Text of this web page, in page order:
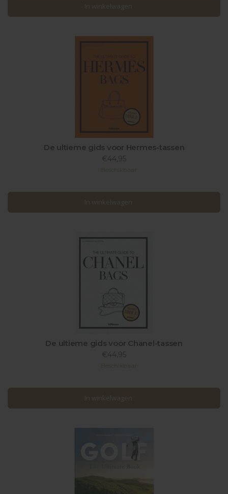
In winkelwagen
In winkelwagen
De ultieme gids voor Hermes-tassen
€44,95
Beschikbaar
In winkelwagen
In winkelwagen
De ultieme gids voor Chanel-tassen
€44,95
Beschikbaar
In winkelwagen
In winkelwagen